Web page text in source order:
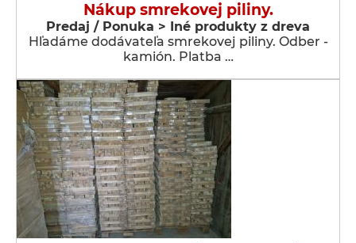
Nákup smrekovej piliny.
Predaj / Ponuka > Iné produkty z dreva
Hľadáme dodávateľa smrekovej piliny. Odber -
kamión. Platba …